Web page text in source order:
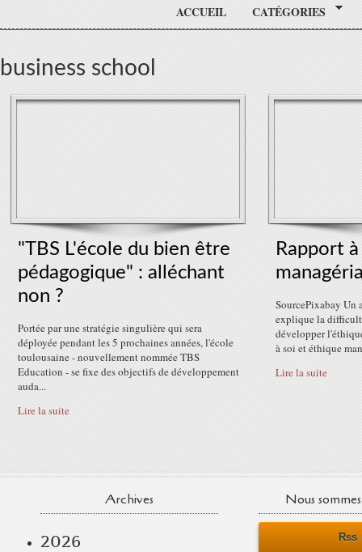
ACCUEIL CATÉGORIES
business school
"TBS L'école du bien être
pédagogique" : alléchant
non ?
Portée par une stratégie singulière qui sera
déployée pendant les 5 prochaines années, l'école
toulousaine - nouvellement nommée TBS
Education - se fixe des objectifs de développement
auda...
Lire la suite
Rapport
SourcePixabay Un
explique la
développer
à soi et éthique
Lire la suite
Archives
2026
Nous
Rss